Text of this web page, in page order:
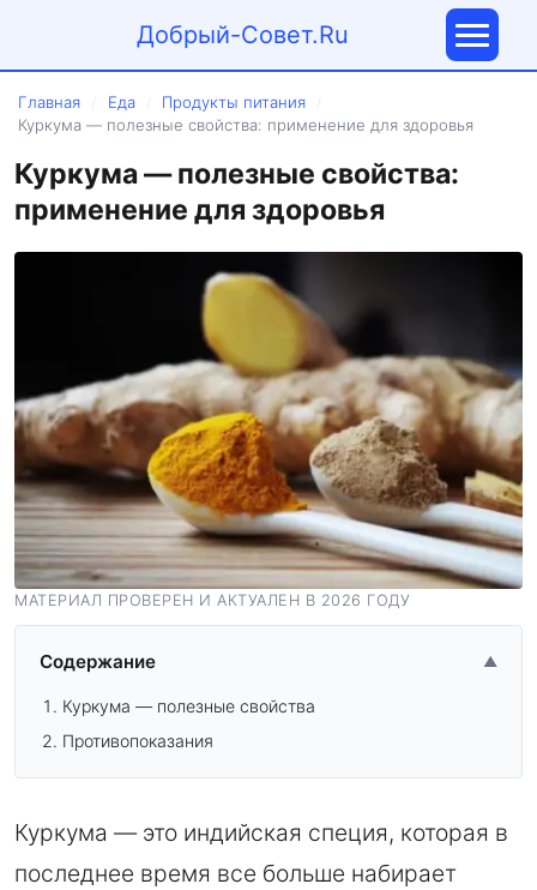
Добрый-Совет.Ru
Главная Еда Продукты питания
Куркума — полезные свойства: применение для здоровья
Куркума — полезные свойства:
применение для здоровья
МАТЕРИАЛ ПРОВЕРЕН И АКТУАЛЕН В 2026 ГОДУ
Содержание ▲
Куркума — полезные свойства
Противопоказания
Куркума — это индийская специя, которая в
последнее время все больше набирает